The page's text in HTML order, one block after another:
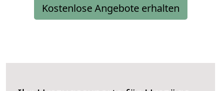
Kostenlose Angebote erhalten